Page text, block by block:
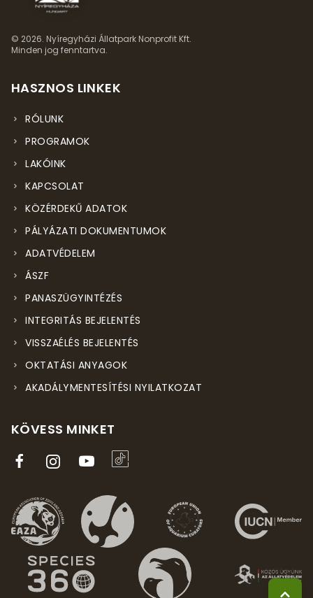
© 2026. Nyíregyházi Állatpark Nonprofit Kft.
Minden jog fenntartva.
HASZNOS LINKEK
RÓLUNK
PROGRAMOK
LAKÓINK
KAPCSOLAT
KÖZÉRDEKŰ ADATOK
PÁLYÁZATI DOKUMENTUMOK
ADATVÉDELEM
ÁSZF
PANASZÜGYINTÉZÉS
INTEGRITÁS BEJELENTÉS
VISSZAÉLÉS BEJELENTÉS
OKTATÁSI ANYAGOK
AKADÁLYMENTESÍTÉSI NYILATKOZAT
KÖVESS MINKET